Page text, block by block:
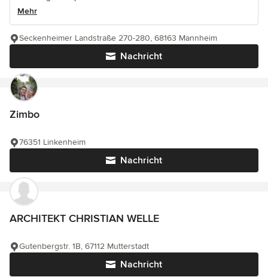
Mehr
Nachricht
Seckenheimer Landstraße 270-280, 68163 Mannheim
Zimbo
Nachricht
76351 Linkenheim
ARCHITEKT CHRISTIAN WELLE
Nachricht
Gutenbergstr. 1B, 67112 Mutterstadt